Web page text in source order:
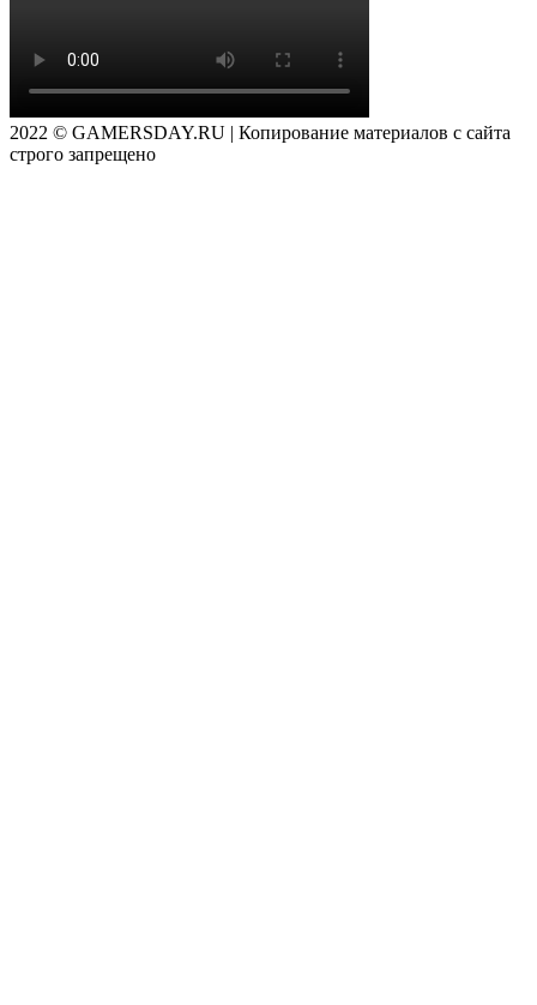
2022 © GAMERSDAY.RU | Копирование материалов с сайта
строго запрещено